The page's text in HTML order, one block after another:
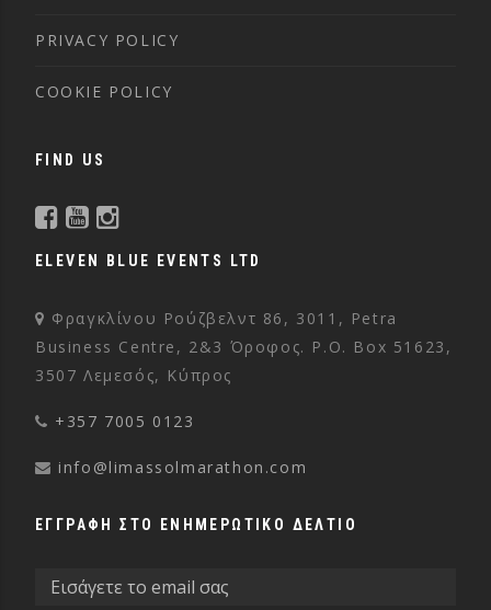
PRIVACY POLICY
COOKIE POLICY
FIND US
ELEVEN BLUE EVENTS LTD
Φραγκλίνου Ρούζβελντ 86, 3011, Petra
Business Centre, 2&3 Όροφος. P.O. Box 51623,
3507 Λεμεσός, Κύπρος
+357 7005 0123
info@limassolmarathon.com
ΕΓΓΡΑΦΗ ΣΤΟ ΕΝΗΜΕΡΩΤΙΚΟ ΔΕΛΤΙΟ